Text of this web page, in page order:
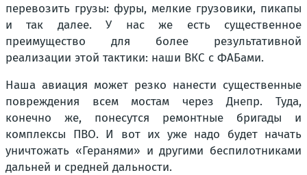
перевозить грузы: фуры, мелкие грузовики, пикапы
и так далее. У нас же есть существенное
преимущество для более результативной
реализации этой тактики: наши ВКС с ФАБами.
Наша авиация может резко нанести существенные
повреждения всем мостам через Днепр. Туда,
конечно же, понесутся ремонтные бригады и
комплексы ПВО. И вот их уже надо будет начать
уничтожать «Геранями» и другими беспилотниками
дальней и средней дальности.